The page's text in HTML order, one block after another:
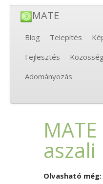
MATE
Blog Telepítés
Fejlesztés
Közösség
Adományozás
MATE
Olvasható még: